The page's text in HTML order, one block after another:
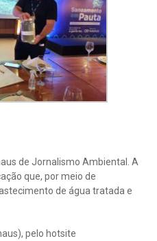
de Jornalismo Ambiental. A
que, por meio de
de água tratada e
pelo hotsite